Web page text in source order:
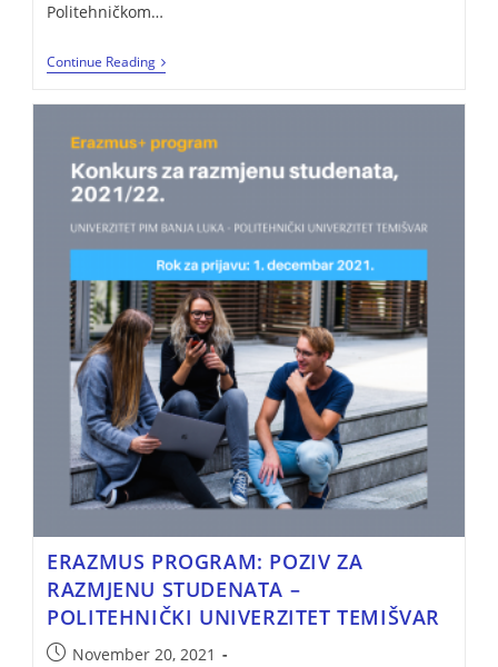
Politehničkom…
Continue Reading
ERAZMUS PROGRAM: POZIV ZA
RAZMJENU STUDENATA –
POLITEHNIČKI UNIVERZITET TEMIŠVAR
November 20, 2021